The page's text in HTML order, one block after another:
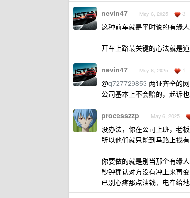
nevin47 May 6, 2025 3
这种前车就是平时说的有缘
开车上路最关键的心法就是
nevin47 May 6, 2025 1
@q727729853 两证齐全的
公司基本上不会赔的，起诉
processzzp May 6, 2025
没办法，你在公司上班，老
所以他们就只能到马路上找
你要做的就是别当那个有缘
秒钟确认对方没有冲上来再
已别心疼那点油钱，电车给地